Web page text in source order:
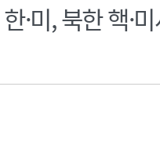
·미, 북한 핵·